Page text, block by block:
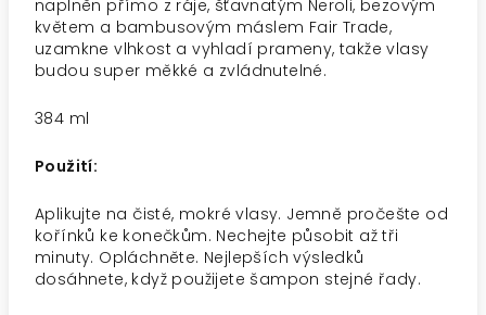
naplněn přímo z ráje, šťavnatým Neroli, bezovým
květem a bambusovým máslem Fair Trade,
uzamkne vlhkost a vyhladí prameny, takže vlasy
budou super měkké a zvládnutelné.
384 ml
Použití:
Aplikujte na čisté, mokré vlasy. Jemně pročešte od
kořínků ke konečkům. Nechejte působit až tři
minuty. Opláchněte. Nejlepších výsledků
dosáhnete, když použijete šampon stejné řady.